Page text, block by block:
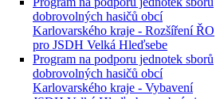
dobrovolných hasičů obcí
Karlovarského kraje - Rozšíření ŘO
pro JSDH Velká Hleďsebe
Program na podporu jednotek sborů
dobrovolných hasičů obcí
Karlovarského kraje - Vybavení